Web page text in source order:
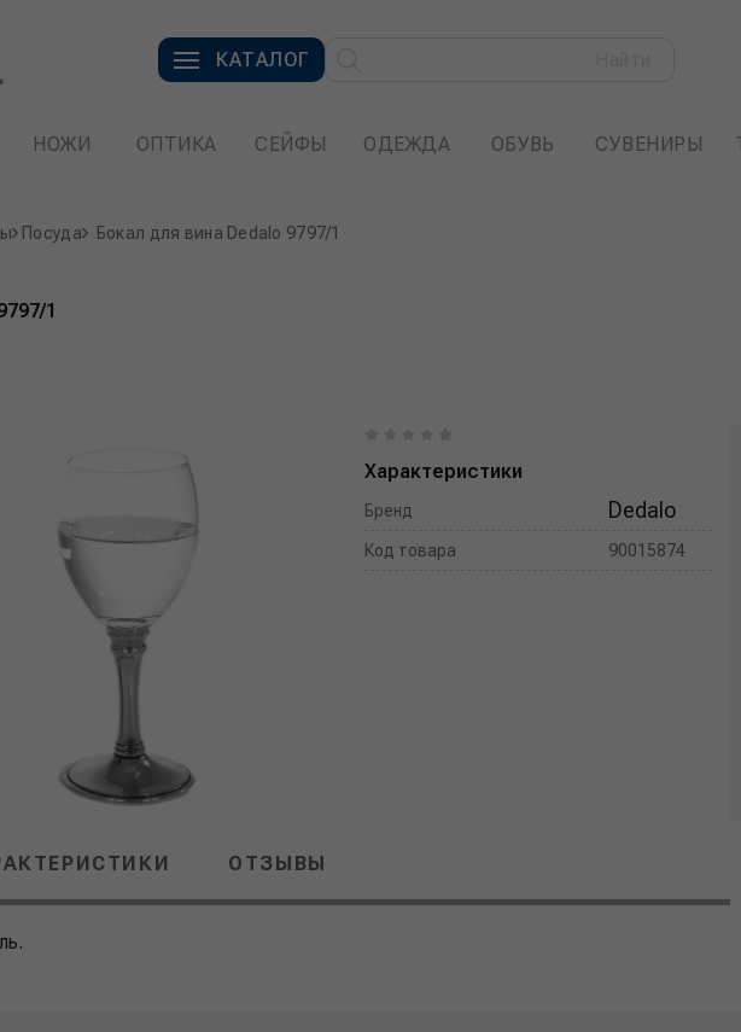
КАТАЛОГ
НОЖИ ОПТИКА СЕЙФЫ ОДЕЖДА ОБУВЬ СУВЕНИРЫ
Посуда Бокал для вина Dedalo 9797/1
1
Характеристики
Бренд Dedalo
Код товара 90015874
ОТЗЫВЫ